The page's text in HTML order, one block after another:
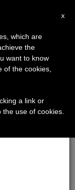
×
la pausa
de verano
el
x
which are
the
want to know
of the cookies,
a link or
use of cookies.